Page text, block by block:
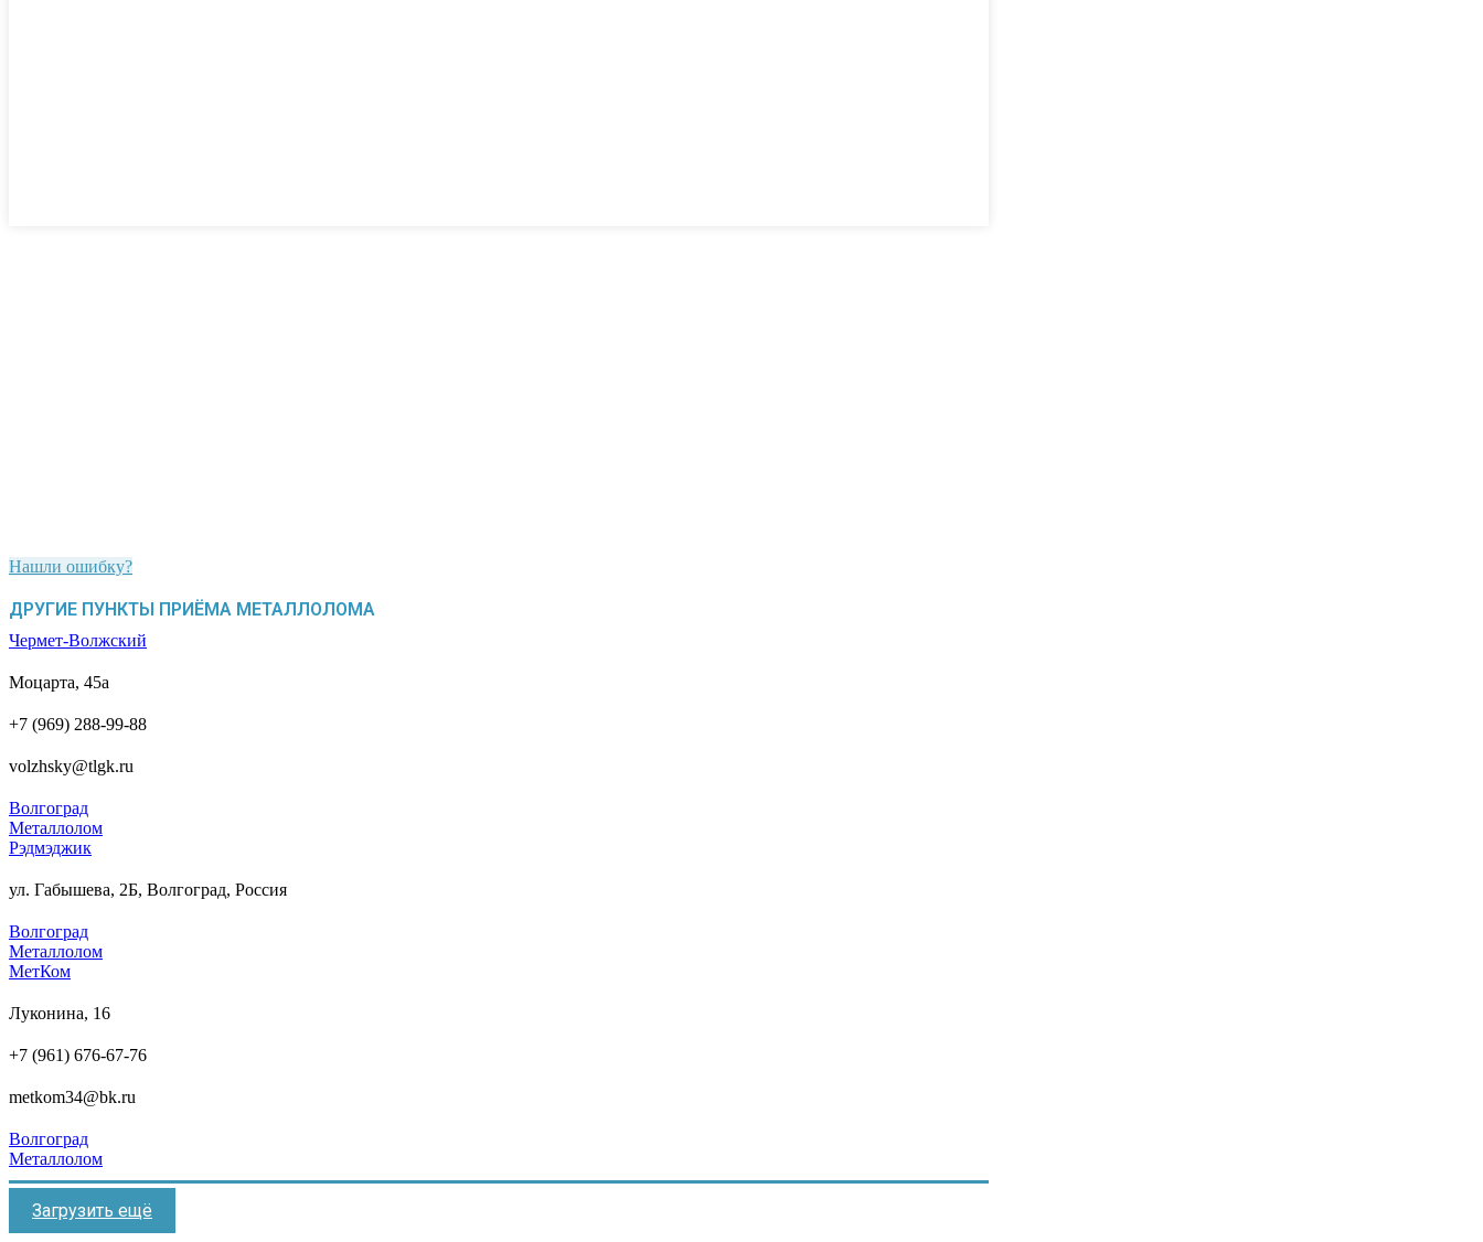
Нашли ошибку?
ДРУГИЕ ПУНКТЫ ПРИЁМА МЕТАЛЛОЛОМА
Чермет-Волжский
Моцарта, 45а
+7 (969) 288-99-88
volzhsky@tlgk.ru
Волгоград
Металлолом
Рэдмэджик
ул. Габышева, 2Б, Волгоград, Россия
Волгоград
Металлолом
МетКом
Луконина, 16
+7 (961) 676-67-76
metkom34@bk.ru
Волгоград
Металлолом
Загрузить ещё